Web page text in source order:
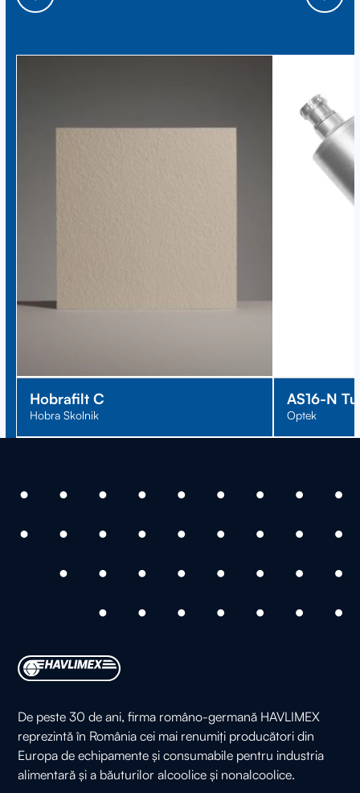
Hobrafilt C
Hobra Skolnik
AS16-N
Optek
De peste 30 de ani, firma româno-germană HAVLIMEX
reprezintă în România cei mai renumiți producători din
Europa de echipamente și consumabile pentru industria
alimentară și a băuturilor alcoolice și nonalcoolice.